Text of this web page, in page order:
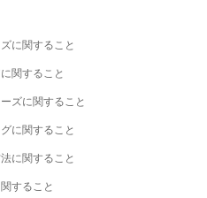
に関すること
関すること
ズに関すること
に関すること
に関すること
すること